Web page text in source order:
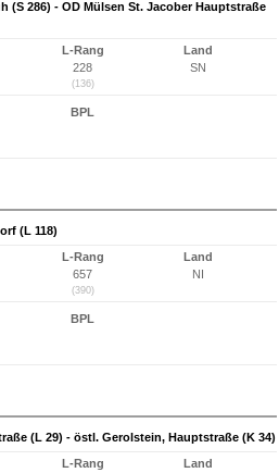
(S 286) - OD Mülsen St. Jacober Hauptstraße
L-Rang
228
(136)
Land
SN
BPL
(L 118)
L-Rang
657
(390)
Land
NI
BPL
(L 29) - östl. Gerolstein, Hauptstraße (K 34)
L-Rang
Land